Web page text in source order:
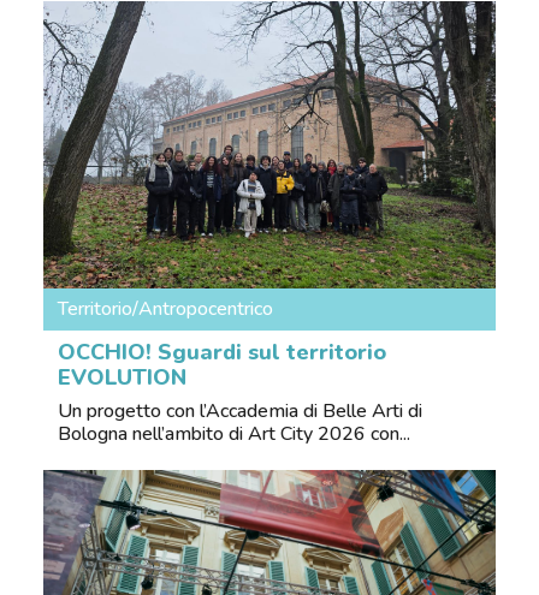
Territorio/Antropocentrico
OCCHIO! Sguardi sul territorio
EVOLUTION
Un progetto con l’Accademia di Belle Arti di
Bologna nell’ambito di Art City 2026 con...